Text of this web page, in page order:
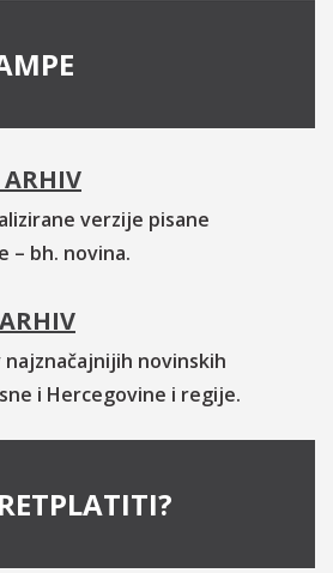
ARHIV
verzije pisane
– bh. novina.
novinskih
i Hercegovine i regije.